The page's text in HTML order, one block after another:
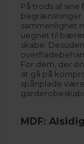
På trods af sine
begrænsninger.
sammenlignet
uegnet til
skabe.
For dem, der
at gå på
spånplade
MDF: